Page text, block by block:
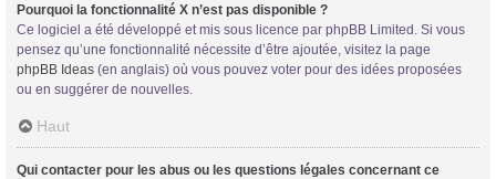
Pourquoi la fonctionnalité X n’est pas disponible ?
Ce logiciel a été développé et mis sous licence par phpBB Limited. Si vous
pensez qu’une fonctionnalité nécessite d’être ajoutée, visitez la page
phpBB Ideas (en anglais) où vous pouvez voter pour des idées proposées
ou en suggérer de nouvelles.
Haut
Qui contacter pour les abus ou les questions légales concernant ce